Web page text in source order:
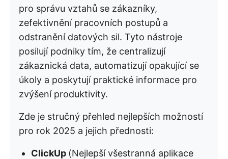
pro správu vztahů se zákazníky,
zefektivnění pracovních postupů a
odstranění datových sil. Tyto nástroje
posilují podniky tím, že centralizují
zákaznická data, automatizují opakující se
úkoly a poskytují praktické informace pro
zvýšení produktivity.
Zde je stručný přehled nejlepších možností
pro rok 2025 a jejich přednosti:
ClickUp (Nejlepší všestranná aplikace